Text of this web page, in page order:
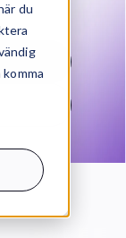
du